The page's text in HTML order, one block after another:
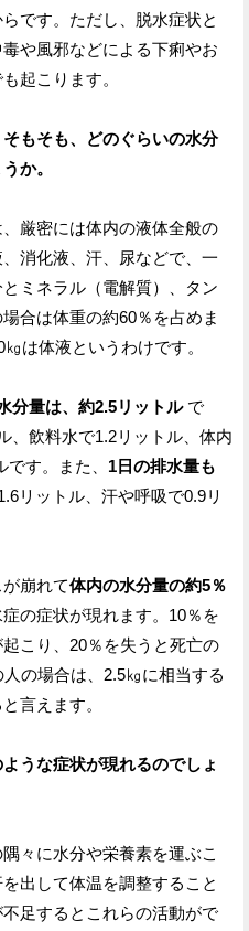
らです。ただし、脱水症状と
や風邪などによる下痢やお
起こります。
もそも、どのぐらいの水分
か。
厳密には体内の液体全般の
消化液、汗、尿などで、一
ミネラル（電解質）、タン
合は体重の約60％を占めま
は体液というわけです。
分量は、約2.5リットル で
、飲料水で1.2リットル、体内
す。また、 1日の排水量も
リットル、汗や呼吸で0.9リ
崩れて体内の水分量の約5％
の症状が現れます。10％を
こり、20％を失うと死亡の
の場合は、2.5㎏に相当する
言えます。
うな症状が現れるのでしょ
々に水分や栄養素を運ぶこ
出して体温を調整すること
足するとこれらの活動がで